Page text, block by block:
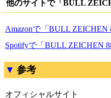
他のサイトで「BULL
Amazonで「BULL ZEICHEN
Spotifyで「BULL ZEICHEN
参考
オフィシャルサイト